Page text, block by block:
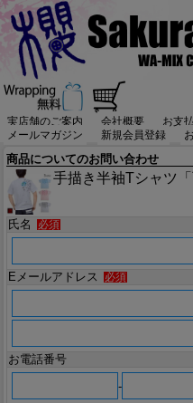
実店舗のご案内 会社概要 お支
メールマガジン
新規会員登録
商品についてのお問い合わせ
手描き半袖Tシャツ
氏名 必須
Eメールアドレス 必須
お電話番号
-